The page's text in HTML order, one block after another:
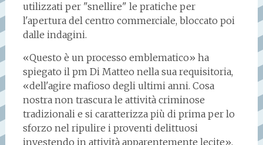
utilizzati per "snellire" le pratiche per
l'apertura del centro commerciale, bloccato poi
dalle indagini.
«Questo è un processo emblematico» ha
spiegato il pm Di Matteo nella sua requisitoria,
«dell'agire mafioso degli ultimi anni. Cosa
nostra non trascura le attività criminose
tradizionali e si caratterizza più di prima per lo
sforzo nel ripulire i proventi delittuosi
investendo in attività apparentemente lecite».